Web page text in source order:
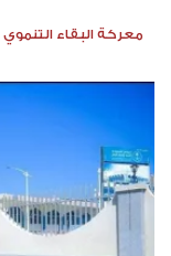
معركة البقاء